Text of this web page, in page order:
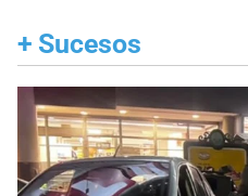
+ Sucesos